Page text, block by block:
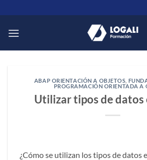
al
contenido
ABAP ORIENTACIÓN A OBJETOS
PROGRAMACIÓN ORIENTADA A
Utilizar tipos de datos
¿Cómo se utilizan los tipos de datos